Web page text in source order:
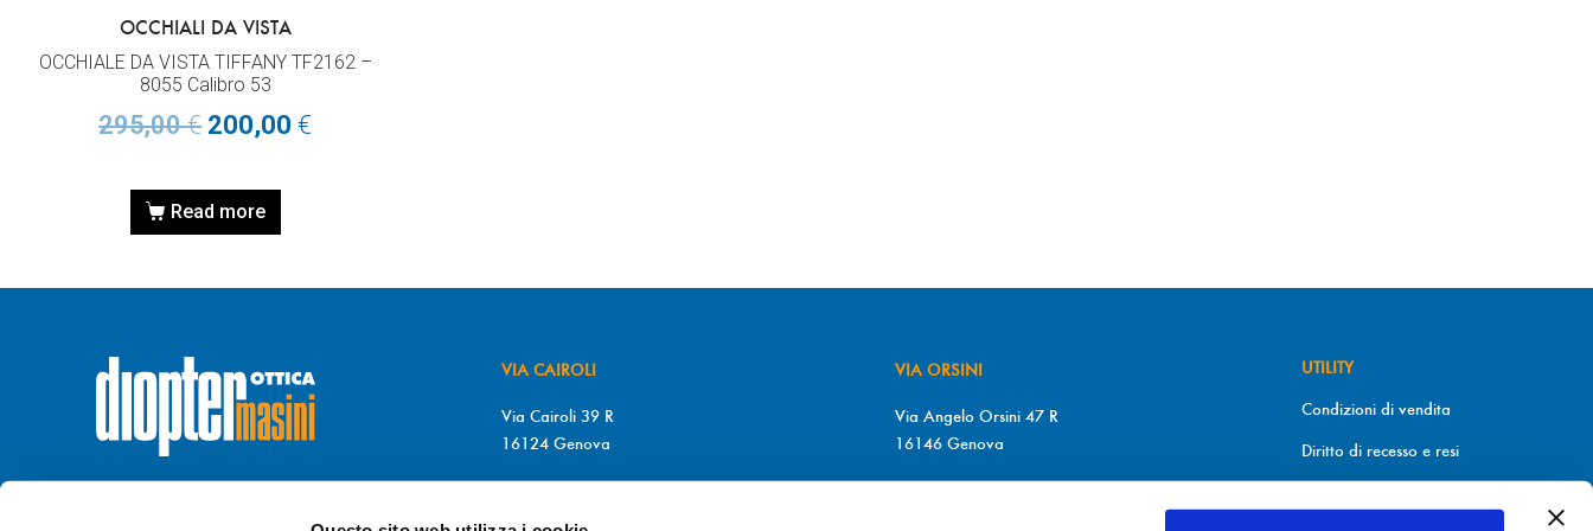
OCCHIALI DA VISTA
OCCHIALE DA VISTA TIFFANY TF2162 –
8055 Calibro 53
295,00€ 200,00€
Read more
VIA CAIROLI
Via Cairoli 39 R
16124 Genova
VIA ORSINI
Via Angelo Orsini 47 R
16146 Genova
UTILITY
Condizioni di vendita
Diritto di recesso e resi